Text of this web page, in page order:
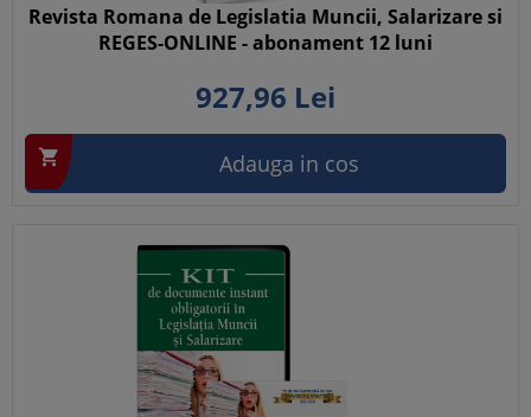
Revista Romana de Legislatia Muncii, Salarizare si
REGES-ONLINE - abonament 12 luni
927,96 Lei
 Adauga in cos